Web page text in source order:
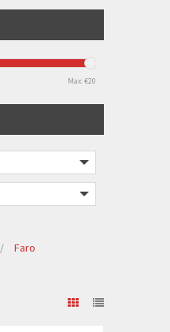
Max: €20
/ Faro